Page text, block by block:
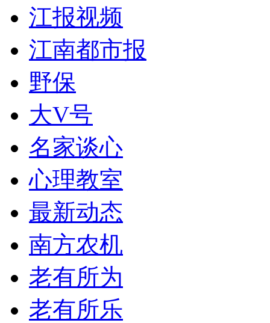
江报视频
江南都市报
野保
大V号
名家谈心
心理教室
最新动态
南方农机
老有所为
老有所乐